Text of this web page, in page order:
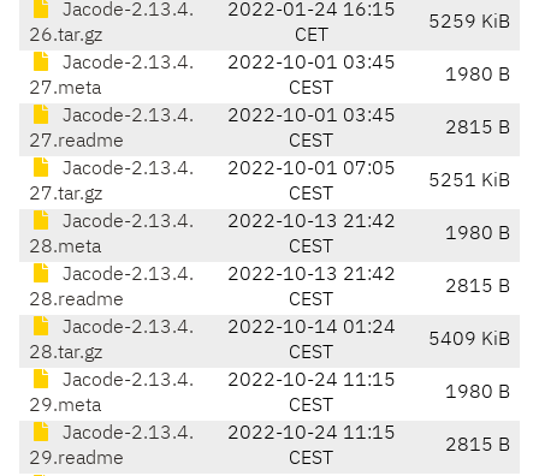
Jacode-2.13.4.
26.tar.gz
2022-01-24 16:15
CET
5259 KiB
Jacode-2.13.4.
27.meta
2022-10-01 03:45
CEST
1980 B
Jacode-2.13.4.
27.readme
2022-10-01 03:45
CEST
2815 B
Jacode-2.13.4.
27.tar.gz
2022-10-01 07:05
CEST
5251 KiB
Jacode-2.13.4.
28.meta
2022-10-13 21:42
CEST
1980 B
Jacode-2.13.4.
28.readme
2022-10-13 21:42
CEST
2815 B
Jacode-2.13.4.
28.tar.gz
2022-10-14 01:24
CEST
5409 KiB
Jacode-2.13.4.
29.meta
2022-10-24 11:15
CEST
1980 B
Jacode-2.13.4.
29.readme
2022-10-24 11:15
CEST
2815 B